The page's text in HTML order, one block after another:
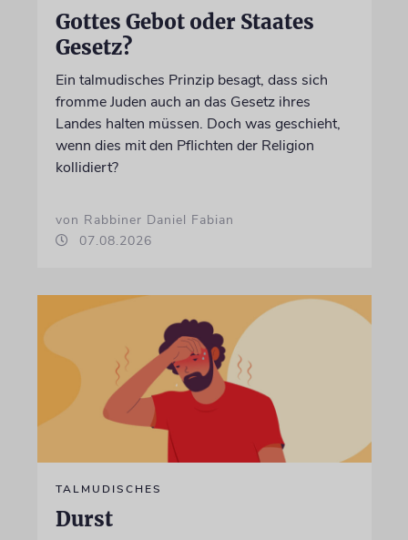
Gottes Gebot oder Staates
Gesetz?
Ein talmudisches Prinzip besagt, dass sich
fromme Juden auch an das Gesetz ihres
Landes halten müssen. Doch was geschieht,
wenn dies mit den Pflichten der Religion
kollidiert?
von Rabbiner Daniel Fabian
07.08.2026
TALMUDISCHES
Durst